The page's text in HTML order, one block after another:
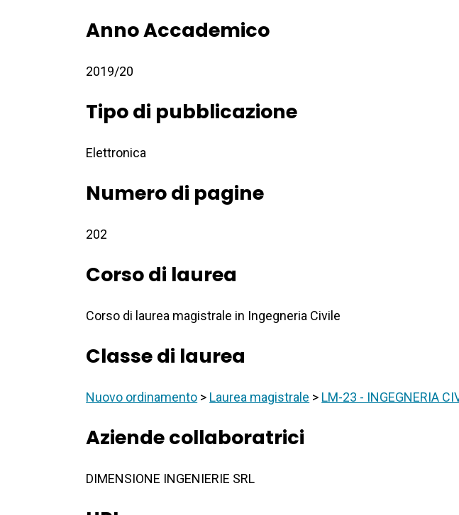
Anno Accademico
2019/20
Tipo di pubblicazione
Elettronica
Numero di pagine
202
Corso di laurea
Corso di laurea magistrale in Ingegneria Civile
Classe di laurea
Nuovo ordinamento > Laurea magistrale > LM-23 - INGEGNERIA
Aziende collaboratrici
DIMENSIONE INGENIERIE SRL